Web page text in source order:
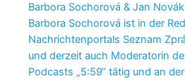
Barbora Sochorová & Jan Novák
Barbora Sochorová ist in der
Nachrichtenportals Seznam
und derzeit auch Moderatorin
Podcasts „5:59“ tätig und an